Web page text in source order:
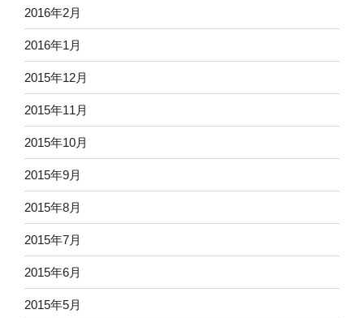
2016年2月
2016年1月
2015年12月
2015年11月
2015年10月
2015年9月
2015年8月
2015年7月
2015年6月
2015年5月